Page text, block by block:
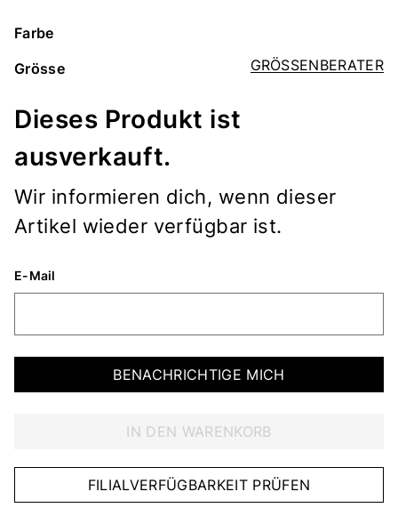
Farbe
GRÖSSENBERATER
Grösse
Dieses Produkt ist
ausverkauft.
Wir informieren dich, wenn dieser
Artikel wieder verfügbar ist.
E-Mail
BENACHRICHTIGE MICH
IN DEN WARENKORB
FILIALVERFÜGBARKEIT PRÜFEN